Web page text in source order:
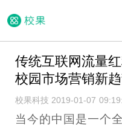
传统互联网流量
校园市场营销新趋
校果科技 2019-01-07
当今的中国是一个